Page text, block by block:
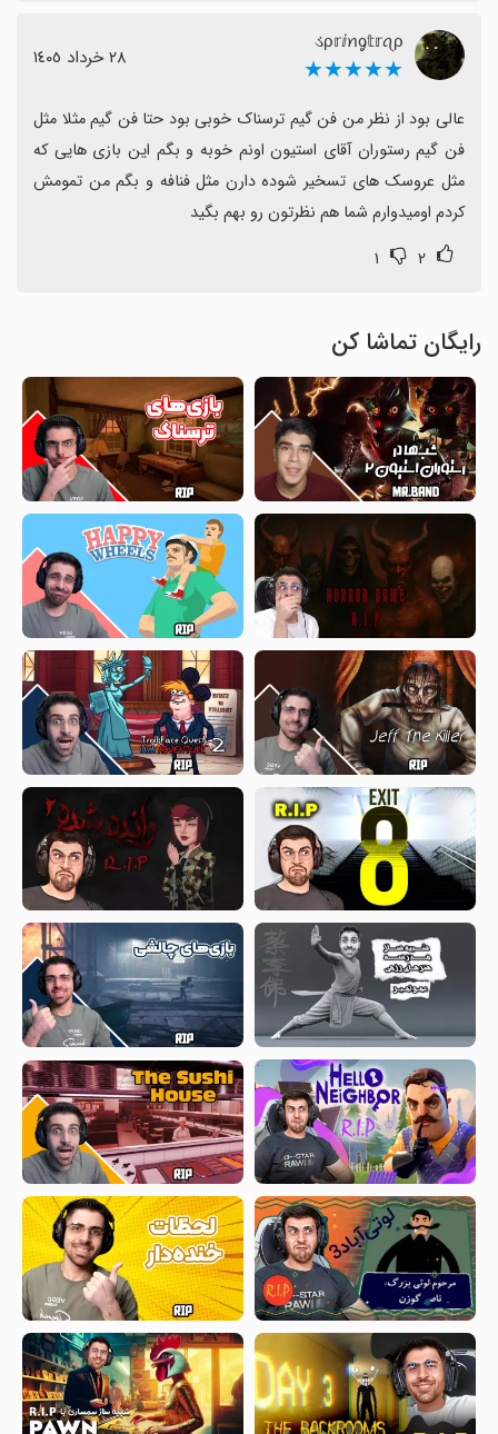
ડρ𝕣ⅈꪀᧁ𝕥𝕣ꪖρ
★★★★★ ٢٨ خرداد ١٤٠٥
کردم اومیدوارم شما هم نظرتون رو بهم بگید
۲ ۱
رایگان تماشا کن